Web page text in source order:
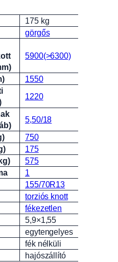
175 kg
görgős
5900(>6300)
1550
1220
5,50/18
750
175
575
1
155/70R13
torziós knott
fékezetlen
5,9×1,55
egytengelyes
fék nélküli
hajószállító